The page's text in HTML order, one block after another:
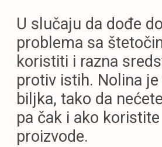
U slučaju da dođe
problema sa
koristiti i razna
protiv istih. Nolina
biljka, tako da
pa čak i ako
proizvode.